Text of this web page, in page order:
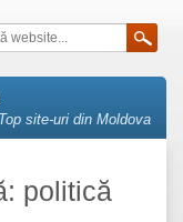
Top site-uri din Moldova
politică